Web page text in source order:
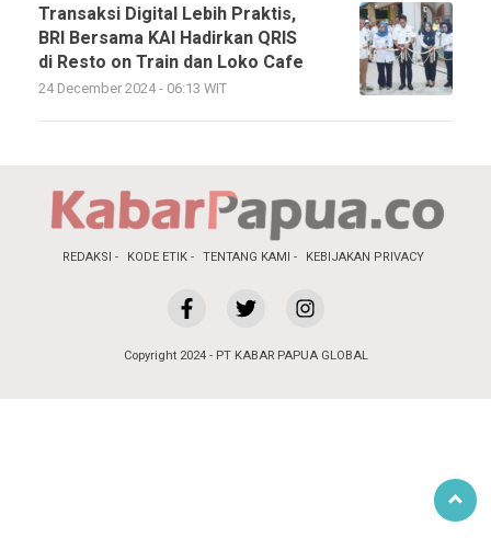
Transaksi Digital Lebih Praktis,
BRI Bersama KAI Hadirkan QRIS
di Resto on Train dan Loko Cafe
24 December 2024 - 06:13 WIT
REDAKSI KODE ETIK TENTANG KAMI KEBIJAKAN PRIVACY
Copyright 2024 - PT KABAR PAPUA GLOBAL